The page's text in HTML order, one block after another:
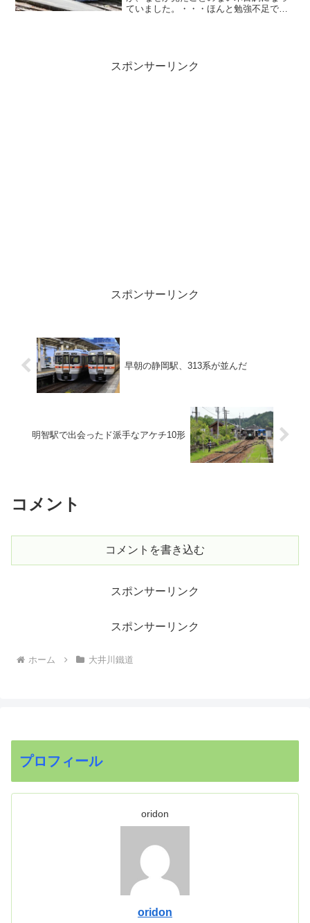
ていました。・・・ほんと勉強不足です
たらなんとなくはわかったかもしれませ
ん。やえもん世代には難問でしたw
スポンサーリンク
スポンサーリンク
早朝の静岡駅、313系が並んだ
明智駅で出会ったド派手なアケチ10形
コメント
コメントを書き込む
スポンサーリンク
スポンサーリンク
ホーム 大井川鐵道
プロフィール
oridon
oridon